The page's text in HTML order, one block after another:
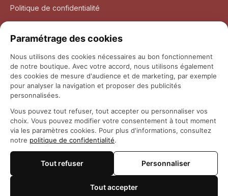
Politique de confidentialité
Politique de retour et remboursement
Coordonnées
Questions fréquemment posées
© 2026 Maison Otaku
Paramétrage des cookies
Nous utilisons des cookies nécessaires au bon fonctionnement
de notre boutique. Avec votre accord, nous utilisons également
des cookies de mesure d'audience et de marketing, par exemple
pour analyser la navigation et proposer des publicités
personnalisées.
Vous pouvez tout refuser, tout accepter ou personnaliser vos
choix. Vous pouvez modifier votre consentement à tout moment
via les paramètres cookies. Pour plus d'informations, consultez
notre politique de confidentialité.
Tout refuser Personnaliser
Tout accepter